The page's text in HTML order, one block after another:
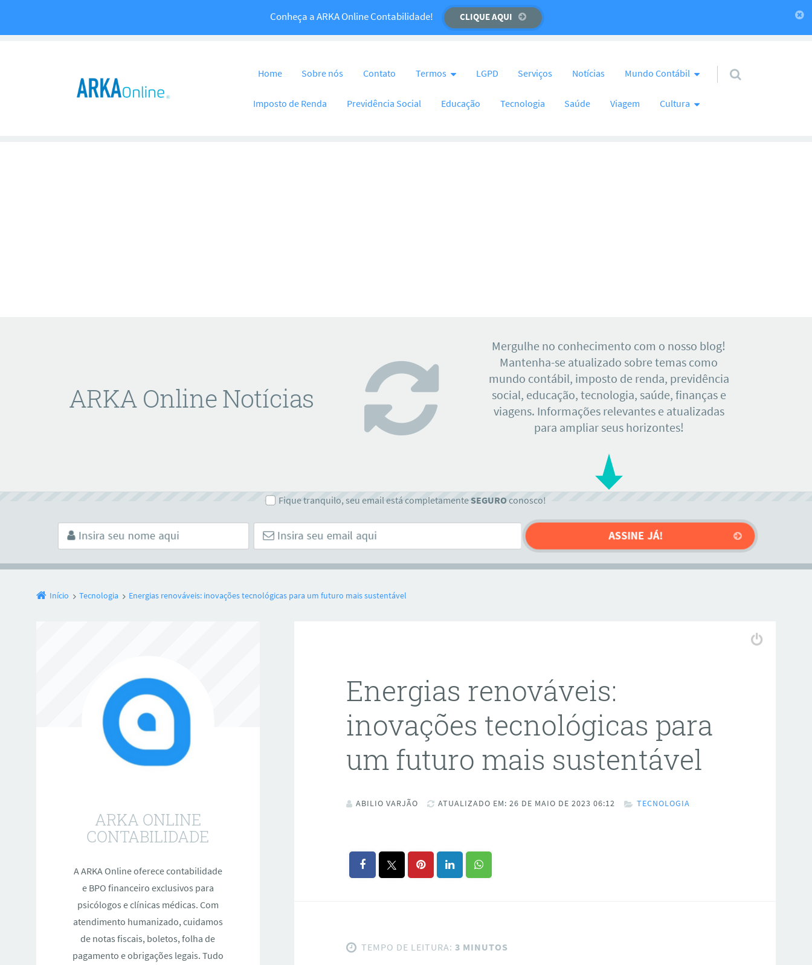
Temos um recado importante para você! CLIQUE AQUI
Conheça a ARKA Online Contabilidade! CLIQUE AQUI
Home Sobre nós Contato Termos LGPD Serviços Notícias Mundo Contábil
Imposto de Renda Previdência Social Educação Tecnologia Saúde Viagem Cultura
ARKA Online Notícias
Mergulhe no conhecimento com o nosso blog!
Mantenha-se atualizado sobre temas como
mundo contábil, imposto de renda, previdência
social, educação, tecnologia, saúde, finanças e
viagens. Informações relevantes e atualizadas
para ampliar seus horizontes!
Fique tranquilo, seu email está completamente SEGUROconosco!
Início Tecnologia Energias renováveis: inovações tecnológicas para um futuro mais sustentável
Energias renováveis:
inovações tecnológicas para
um futuro mais sustentável
ABILIO VARJÃO ATUALIZADO EM: 26 DE MAIO DE 2023 06:12 TECNOLOGIA
TEMPO DE LEITURA: 3 MINUTOS
ARKA ONLINE
CONTABILIDADE
A ARKA Online oferece contabilidade
e BPO financeiro exclusivos para
psicólogos e clínicas médicas. Com
atendimento humanizado, cuidamos
de notas fiscais, boletos, folha de
pagamento e obrigações legais. Tudo